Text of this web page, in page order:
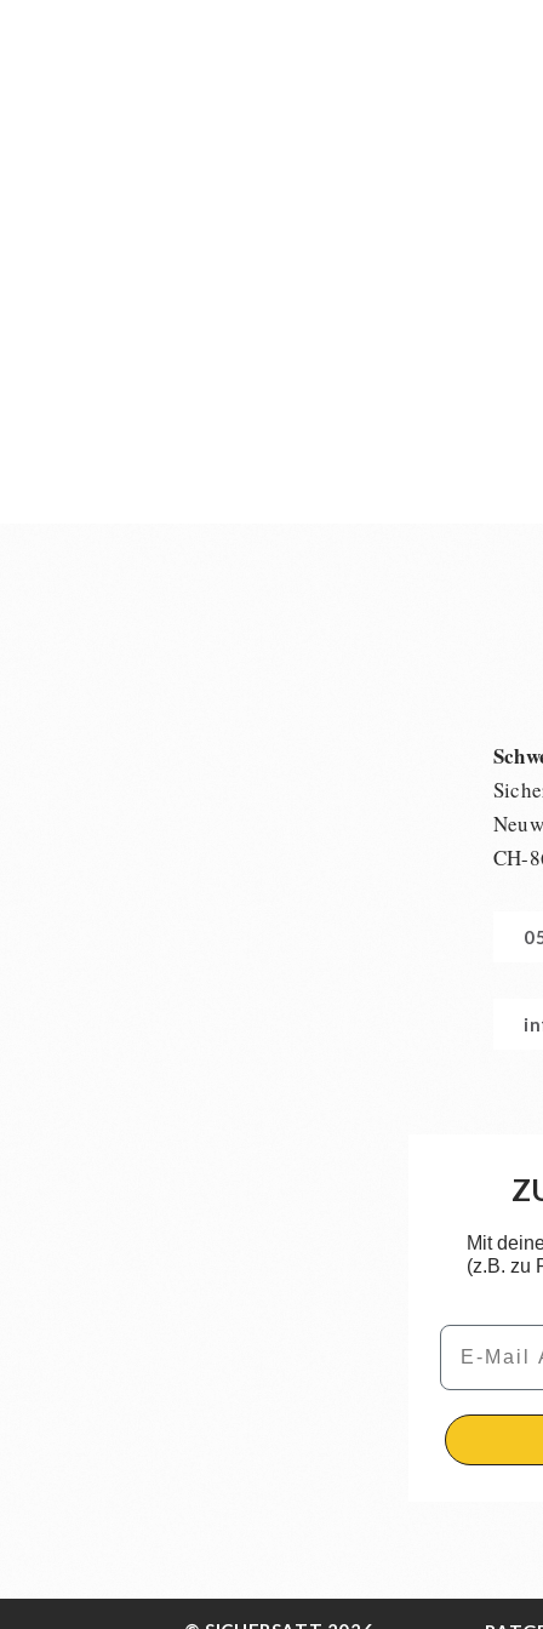
CH-
Mit
(z.B. zu
Email